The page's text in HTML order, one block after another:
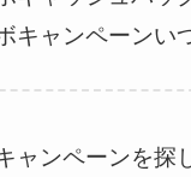
キャンペーンい
ャンペーンを探